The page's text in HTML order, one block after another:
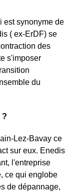
est synonyme de
( ex-ErDF) se
des
s'imposer
du
?
Lez-Bavay ce
sur eux. Enedis
l'entreprise
ce qui englobe
de dépannage,